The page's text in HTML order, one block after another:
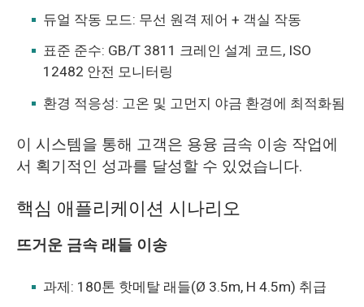
듀얼 작동 모드: 무선 원격 제어 + 객실 작동
표준 준수: GB/T 3811 크레인 설계 코드, ISO
12482 안전 모니터링
환경 적응성: 고온 및 고먼지 야금 환경에 최적화됨
이 시스템을 통해 고객은 용융 금속 이송 작업에
서 획기적인 성과를 달성할 수 있었습니다.
핵심 애플리케이션 시나리오
뜨거운 금속 래들 이송
과제: 180톤 핫메탈 래들(Ø 3.5m, H 4.5m) 취급